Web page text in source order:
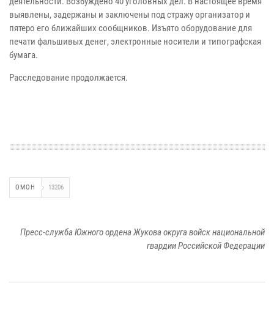
выявлены, задержаны и заключены под стражу организатор и
пятеро его ближайших сообщников. Изъято оборудование для
печати фальшивых денег, электронные носители и типографская
бумага.
Расследование продолжается.
ОМОН 13206
Пресс-служба Южного ордена Жукова округа войск национальной
гвардии Российской Федерации